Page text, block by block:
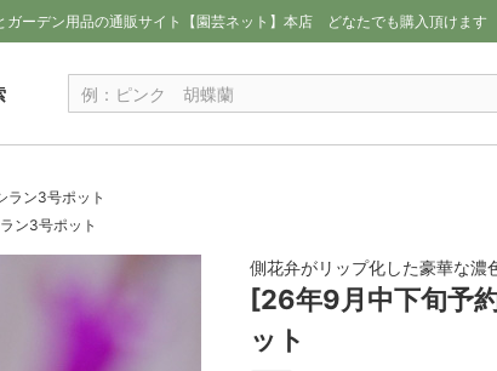
ガーデン用品の通販サイト【園芸ネット】本店 どなたでも購入頂けます
ラン3号ポット
ン3号ポット
側花弁がリップ化した豪華な濃
[26年9月中下旬予
ット